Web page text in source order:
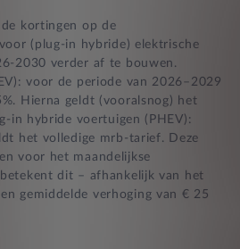
kortingen op de
(plug-in hybride) elektrische
2030 verder af te bouwen.
voor de periode van 2026–2029
Hierna geldt (vooralsnog) het
in hybride voertuigen (PHEV):
het volledige mrb-tarief. Deze
voor het maandelijkse
betekent dit – afhankelijk van het
gemiddelde verhoging van € 25